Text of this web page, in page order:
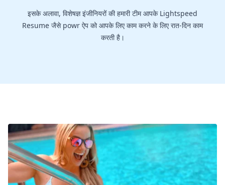
इसके अलावा, विशेषज्ञ इंजीनियरों की हमारी टीम आपके Lightspeed
Resume जैसे powr ऐप को आपके लिए काम करने के लिए रात-दिन काम
करती है।